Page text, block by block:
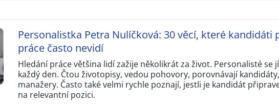
Personalistka Petra Nulíčková: 30 věcí, které kandidáti
práce často nevidí
Hledání práce většina lidí zažije několikrát za život. Personalisté se
každý den. Čtou životopisy, vedou pohovory, porovnávají
manažery. Často také velmi rychle poznají, jestli je kandidát
na relevantní pozici.